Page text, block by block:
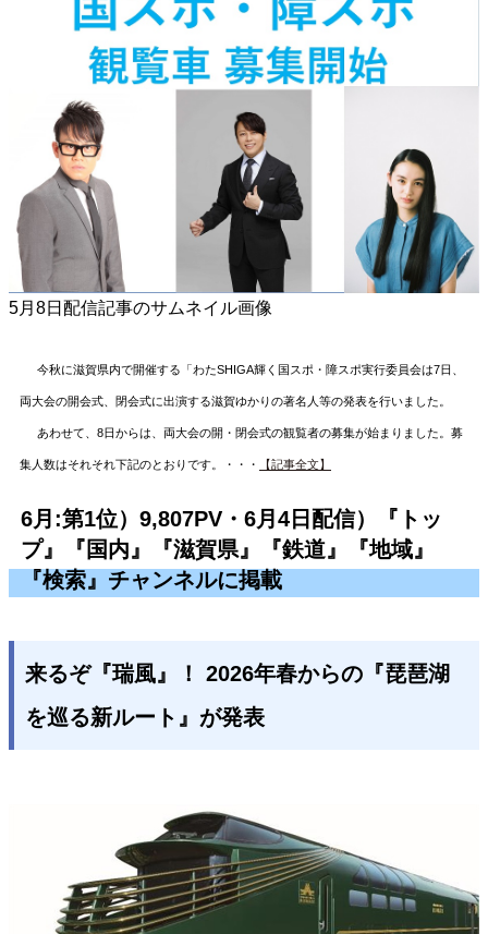
5月8日配信記事のサムネイル画像
今秋に滋賀県内で開催する「わたSHIGA輝く国スポ・障スポ実行委員会は7日、
両大会の開会式、閉会式に出演する滋賀ゆかりの著名人等の発表を行いました。
あわせて、 8日からは、両大会の開・閉会式の観覧者の募集が始まりました。募
集人数はそれそれ下記のとおりです。・・・ 【記事全文】
6月:第1位）9,807PV・6月4日配信）『トッ
プ』『国内』『滋賀県』『鉄道』『地域』
『検索』チャンネルに掲載
来るぞ『瑞風』！ 2026年春からの『琵琶湖
を巡る新ルート』が発表